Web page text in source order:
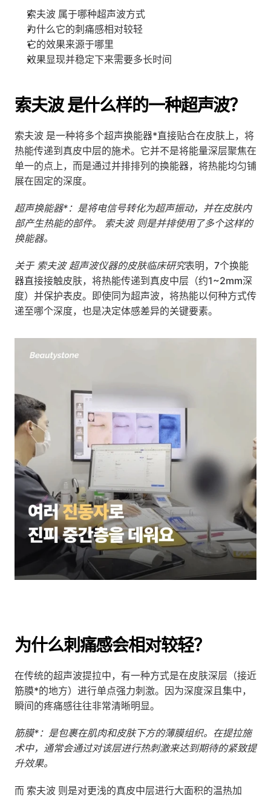
索夫波 属于哪种超声波方式
为什么它的刺痛感相对较轻
它的效果来源于哪里
效果显现并稳定下来需要多长时间
索夫波 是什么样的一种超声波？
索夫波 是一种将多个超声换能器*直接贴合在皮肤上，将
热能传递到真皮中层的施术。它并不是将能量深层聚焦在
单一的点上，而是通过并排排列的换能器，将热能均匀铺
展在固定的深度。
超声换能器*：是将电信号转化为超声振动，并在皮肤内
部产生热能的部件。 索夫波 则是并排使用了多个这样的
换能器。
关于 索夫波 超声波仪器的皮肤临床研究表明，7个换能
器直接接触皮肤，将热能传递到真皮中层（约1~2mm深
度）并保护表皮。即使同为超声波，将热能以何种方式传
递至哪个深度，也是决定体感差异的关键要素。
为什么刺痛感会相对较轻？
在传统的超声波提拉中，有一种方式是在皮肤深层（接近
筋膜*的地方）进行单点强力刺激。因为深度深且集中，
瞬间的疼痛感往往非常清晰明显。
筋膜*：是包裹在肌肉和皮肤下方的薄膜组织。在提拉施
术中，通常会通过对该层进行热刺激来达到期待的紧致提
升效果。
而 索夫波 则是对更浅的真皮中层进行大面积的温热加